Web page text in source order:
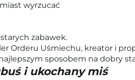
wyrzucać
zabawek.
Orderu Uśmiechu, kreator i
sposobem na dobry
i ukochany miś